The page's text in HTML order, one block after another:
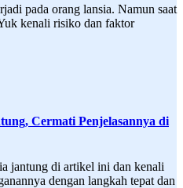
pada orang lansia. Namun saat
kenali risiko dan faktor
Cermati Penjelasannya di
jantung di artikel ini dan kenali
dengan langkah tepat dan